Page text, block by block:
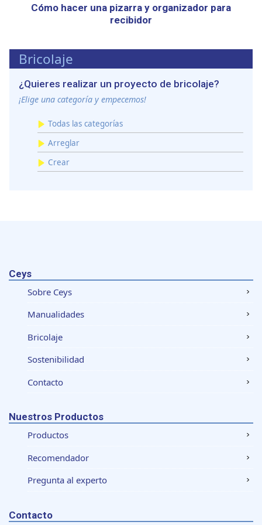
Cómo hacer una pizarra y organizador para
recibidor
Bricolaje
¿Quieres realizar un proyecto de bricolaje?
¡Elige una categoría y empecemos!
Todas las categorías
Arreglar
Crear
Ceys
Sobre Ceys
Manualidades
Bricolaje
Sostenibilidad
Contacto
Nuestros Productos
Productos
Recomendador
Pregunta al experto
Contacto